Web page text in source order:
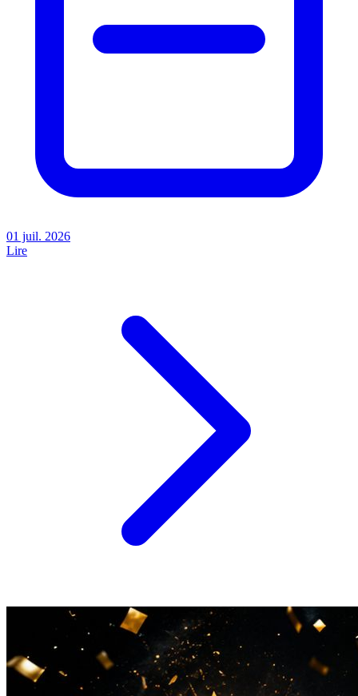
01 juil. 2026
Lire